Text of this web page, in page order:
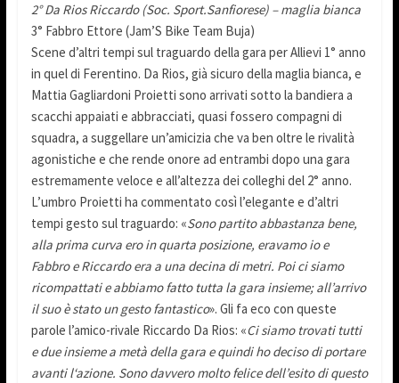
2° Da Rios Riccardo (Soc. Sport.Sanfiorese) – maglia bianca
3° Fabbro Ettore (Jam’S Bike Team Buja)
Scene d’altri tempi sul traguardo della gara per Allievi 1° anno
in quel di Ferentino. Da Rios, già sicuro della maglia bianca, e
Mattia Gagliardoni Proietti sono arrivati sotto la bandiera a
scacchi appaiati e abbracciati, quasi fossero compagni di
squadra, a suggellare un’amicizia che va ben oltre le rivalità
agonistiche e che rende onore ad entrambi dopo una gara
estremamente veloce e all’altezza dei colleghi del 2° anno.
L’umbro Proietti ha commentato così l’elegante e d’altri
tempi gesto sul traguardo: «Sono partito abbastanza bene,
alla prima curva ero in quarta posizione, eravamo io e
Fabbro e Riccardo era a una decina di metri. Poi ci siamo
ricompattati e abbiamo fatto tutta la gara insieme; all’arrivo
il suo è stato un gesto fantastico». Gli fa eco con queste
parole l’amico-rivale Riccardo Da Rios: «Ci siamo trovati tutti
e due insieme a metà della gara e quindi ho deciso di portare
avanti l‘azione. Sono davvero molto felice dell’esito di questo